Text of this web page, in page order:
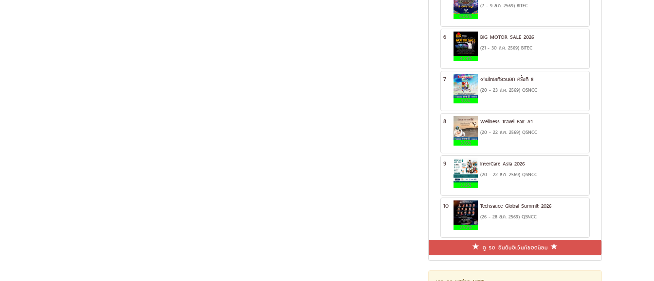
6.05%
(7 - 9 ส.ค. 2569) BITEC
6
4.24%
BIG MOTOR SALE 2026
(21 - 30 ส.ค. 2569) BITEC
7
3.8%
งานไทยเที่ยวนอก ครั้งที่ 8
(20 - 23 ส.ค. 2569) QSNCC
8
3.16%
Wellness Travel Fair #1
(20 - 22 ส.ค. 2569) QSNCC
9
3.12%
InterCare Asia 2026
(20 - 22 ส.ค. 2569) QSNCC
10
2.52%
Techsauce Global Summit 2026
(26 - 28 ส.ค. 2569) QSNCC
ดู 50 อันดับอีเว้นท์ยอดนิยม